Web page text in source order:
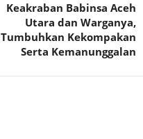
Keakraban Babinsa Aceh
Utara dan Warganya,
Tumbuhkan Kekompakan
Serta Kemanunggalan